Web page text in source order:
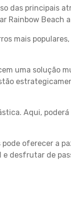
das principais
Rainbow Beach a
mais
uma solução
Aqui,
oferecer a
desfrutar de